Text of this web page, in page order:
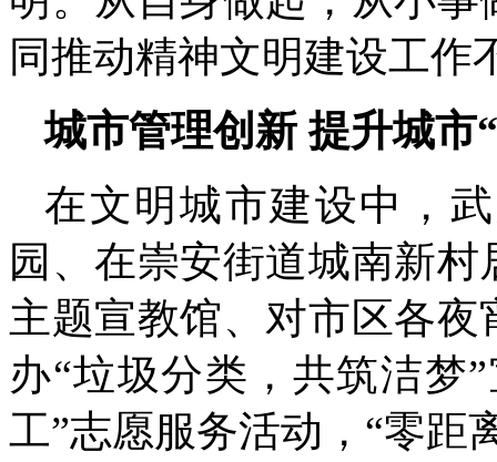
同推动精神文明建设工作
城市管理创新 提升城市
在文明城市建设中，
园、在崇安街道城南新
主题宣教馆、对市区各
办“垃圾分类，共筑洁梦
工”志愿服务活动，“零距